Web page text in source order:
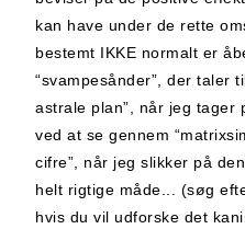
kan have under de rette
bestemt IKKE normalt er
“svampesånder”, der taler
astrale plan”, når jeg tager
ved at se gennem
cifre”, når jeg slikker på
helt rigtige måde... (søg
hvis du vil udforske det